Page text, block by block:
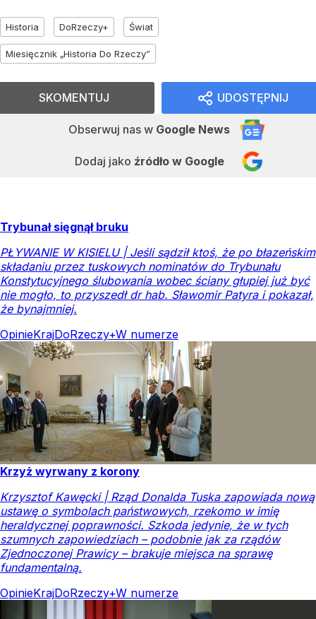
Historia DoRzeczy+ Świat
Miesięcznik „Historia Do Rzeczy”
UDOSTĘPNIJ
Obserwuj nas w Google News
Dodaj jako źródło w Google
SKOMENTUJ
Trybunał sięgnął bruku
PŁYWANIE W KISIELU | Jeśli sądził ktoś, że po błazeńskim
składaniu przez tuskowych nominatów do Trybunału
Konstytucyjnego ślubowania wobec ściany głupiej już być
nie mogło, to przyszedł dr hab. Sławomir Patyra i pokazał,
że bynajmniej.
OpinieKrajDoRzeczy+W numerze
Krzyż wyrwany z korony
Krzysztof Kawęcki | Rząd Donalda Tuska zapowiada nową
ustawę o symbolach państwowych, rzekomo w imię
heraldycznej poprawności. Szkoda jedynie, że w tych
szumnych zapowiedziach – podobnie jak za rządów
Zjednoczonej Prawicy – brakuje miejsca na sprawę
fundamentalną.
OpinieKrajDoRzeczy+W numerze